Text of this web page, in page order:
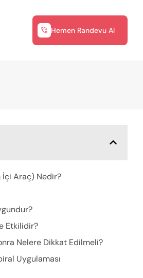
Hemen Randevu Al
İçi Araç) Nedir?
Etkilidir?
Nelere Dikkat Edilmeli?
Uygulaması